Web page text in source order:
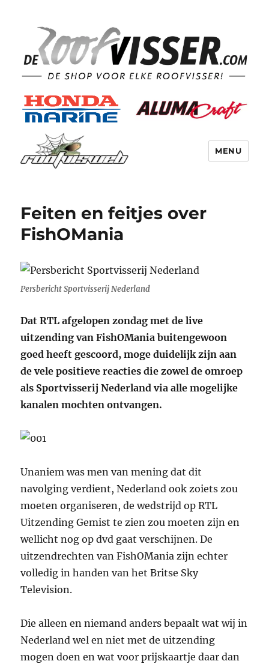
MENU
Feiten en feitjes over
FishOMania
Persbericht Sportvisserij Nederland
Dat RTL afgelopen zondag met de live
uitzending van FishOMania buitengewoon
goed heeft gescoord, moge duidelijk zijn aan
de vele positieve reacties die zowel de omroep
als Sportvisserij Nederland via alle mogelijke
kanalen mochten ontvangen.
Unaniem was men van mening dat dit
navolging verdient, Nederland ook zoiets zou
moeten organiseren, de wedstrijd op RTL
Uitzending Gemist te zien zou moeten zijn en
wellicht nog op dvd gaat verschijnen. De
uitzendrechten van FishOMania zijn echter
volledig in handen van het Britse Sky
Television.
Die alleen en niemand anders bepaalt wat wij in
Nederland wel en niet met de uitzending
mogen doen en wat voor prijskaartje daar dan